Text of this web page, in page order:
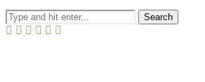
Search